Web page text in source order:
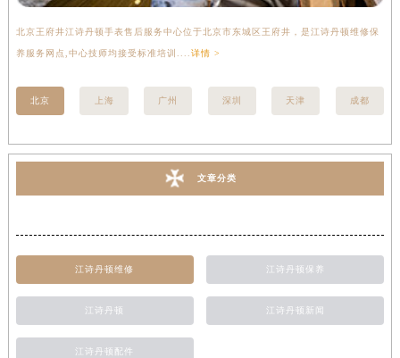
北京王府井江诗丹顿手表售后服务中心位于北京市东城区王府井，是江诗丹顿维修保
养服务网点,中心技师均接受标准培训....详情 >
北京 上海 广州 深圳 天津 成都
文章分类
江诗丹顿维修 江诗丹顿保养
江诗丹顿 江诗丹顿新闻
江诗丹顿配件